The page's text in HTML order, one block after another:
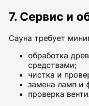
7. Сервис и
Сауна требует
обработка
средствами;
чистка и
замена ламп и
проверка